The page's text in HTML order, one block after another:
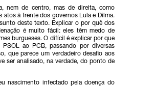
nem de centro, mas de direita, como
atos à frente dos governos Lula e Dilma.
deste texto. Explicar o por quê dos
é muito fácil: eles têm medo de
burgueses. O difícil é explicar por que
ao PCB, passando por diversas
que parece um verdadeiro desafio aos
ser analisado, na verdade, do ponto de
nascimento infectado pela doença do